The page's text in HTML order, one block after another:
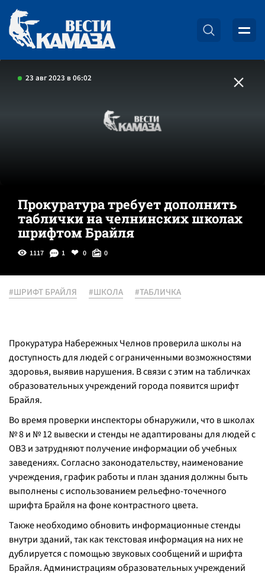
23 авг 2023 в 06:02
Прокуратура требует дополнить
таблички на челнинских школах
шрифтом Брайля
1117 1 0 0
#ШРИФТ БРАЙЛЯ #ШКОЛА #ТАБЛИЧКА
Прокуратура Набережных Челнов проверила школы на
доступность для людей с ограниченными возможностями
здоровья, выявив нарушения. В связи с этим на табличках
образовательных учреждений города появится шрифт
Брайля.
Во время проверки инспекторы обнаружили, что в школах
№ 8 и № 12 вывески и стенды не адаптированы для людей с
ОВЗ и затрудняют получение информации об учебных
заведениях. Согласно законодательству, наименование
учреждения, график работы и план здания должны быть
выполнены с использованием рельефно-точечного
шрифта Брайля на фоне контрастного цвета.
Также необходимо обновить информационные стенды
внутри зданий, так как текстовая информация на них не
дублируется с помощью звуковых сообщений и шрифта
Брайля. Администрациям образовательных учреждений